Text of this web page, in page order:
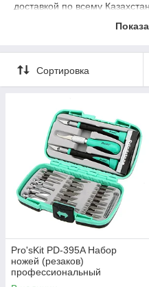
доставкой по всему
Сортировка
Pro'sKit PD-395A Набор
ножей (резаков)
профессиональный